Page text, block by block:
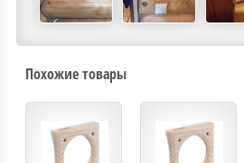
Похожие товары